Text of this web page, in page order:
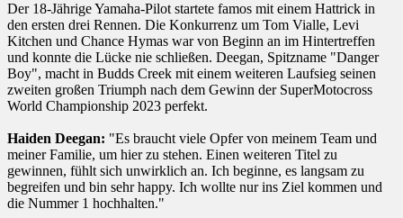
Der 18-Jährige Yamaha-Pilot startete famos mit einem Hattrick in
den ersten drei Rennen. Die Konkurrenz um Tom Vialle, Levi
Kitchen und Chance Hymas war von Beginn an im Hintertreffen
und konnte die Lücke nie schließen. Deegan, Spitzname "Danger
Boy", macht in Budds Creek mit einem weiteren Laufsieg seinen
zweiten großen Triumph nach dem Gewinn der SuperMotocross
World Championship 2023 perfekt.
Haiden Deegan: "Es braucht viele Opfer von meinem Team und
meiner Familie, um hier zu stehen. Einen weiteren Titel zu
gewinnen, fühlt sich unwirklich an. Ich beginne, es langsam zu
begreifen und bin sehr happy. Ich wollte nur ins Ziel kommen und
die Nummer 1 hochhalten."